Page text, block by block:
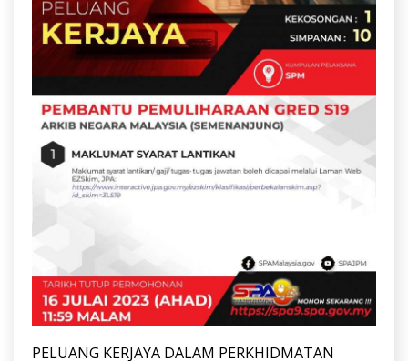
PELUANG KERJAYA DALAM PERKHIDMATAN